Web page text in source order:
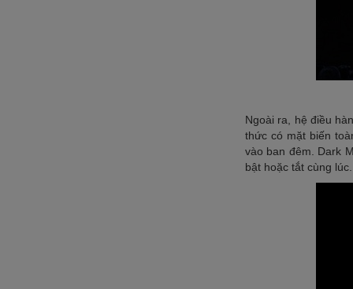
Ngoài ra, hệ điều
thức có mặt biến
vào ban đêm. Dark
bật hoặc tắt cùng lúc.